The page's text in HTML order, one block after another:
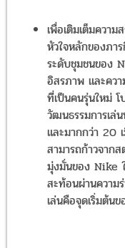
เพื่อเติมเต็มควา
หัวใจหลักของภ
ระดับชุมชนของ
อิสรภาพ และคว
ที่เป็นคนรุ่นใหม่ โ
วัฒนธรรมการเล่
และมากกว่า 20
สามารถก้าวจาก
มุ่งมั่นของ Nike
สะท้อนผ่านความ
เล่นคือจุดเริ่มต้น